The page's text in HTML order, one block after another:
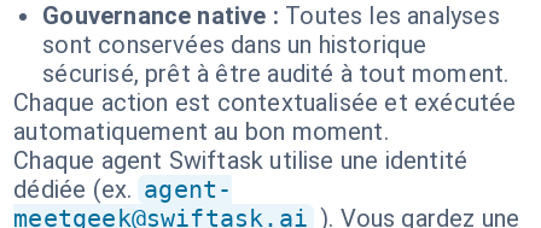
Gouvernance native : Toutes les analyses
sont conservées dans un historique
sécurisé, prêt à être audité à tout moment.
Chaque action est contextualisée et exécutée
automatiquement au bon moment.
Chaque agent Swiftask utilise une identité
dédiée (ex. agent-
meetgeek@swiftask.ai ). Vous gardez une